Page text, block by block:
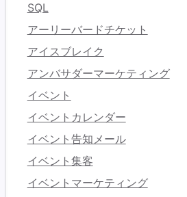
SQL
アーリーバードチケット
アイスブレイク
アンバサダーマーケティング
イベント
イベントカレンダー
イベント告知メール
イベント集客
イベントマーケティング